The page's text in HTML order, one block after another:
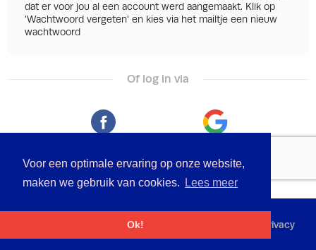
Voor een optimale ervaring op onze website,
maken we gebruik van cookies.
Lees meer
Ok!
dat er voor jou al een account werd aangemaakt. Klik op
'Wachtwoord vergeten' en kies via het mailtje een nieuw
wachtwoord
Of log in via
Tixly Privacy